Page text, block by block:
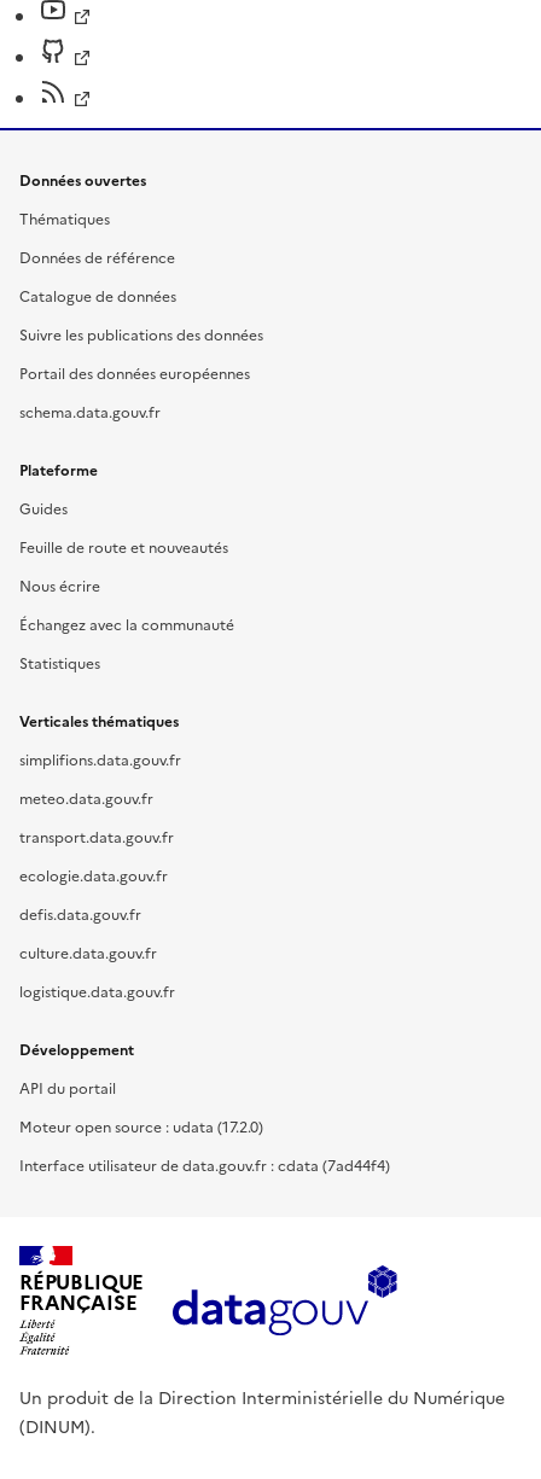
Données ouvertes
Thématiques
Données de référence
Catalogue de données
Suivre les publications des données
Portail des données européennes
schema.data.gouv.fr
Plateforme
Guides
Feuille de route et nouveautés
Nous écrire
Échangez avec la communauté
Statistiques
Verticales thématiques
simplifions.data.gouv.fr
meteo.data.gouv.fr
transport.data.gouv.fr
ecologie.data.gouv.fr
defis.data.gouv.fr
culture.data.gouv.fr
logistique.data.gouv.fr
Développement
API du portail
Moteur open source : udata (17.2.0)
Interface utilisateur de data.gouv.fr : cdata (7ad44f4)
RÉPUBLIQUE
FRANÇAISE
Un produit de la Direction Interministérielle du Numérique
(DINUM).